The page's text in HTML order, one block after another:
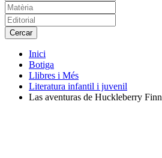
Inici
Botiga
Llibres i Més
Literatura infantil i juvenil
Las aventuras de Huckleberry Finn